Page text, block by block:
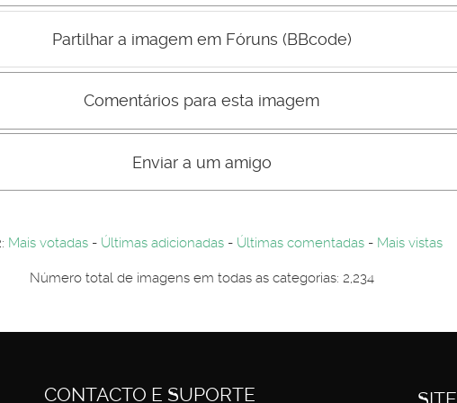
Mau Bom
Partilhar a imagem em Fóruns (BBcode)
Comentários para esta imagem
comentário não são visiveis para visitantes. Por-favor registe-se...
Por-favor registe-se...Enviar a um amigo
Mais votadas - Últimas adicionadas - Últimas comentadas - Mais vistas
Número total de imagens em todas as categorias: 2,234
CONTACTO E SUPORTE SITE